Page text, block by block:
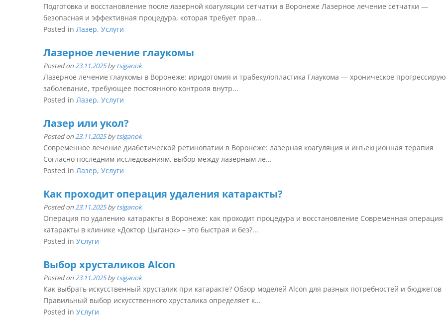
Подготовка и восстановление после лазерной коагуляции сетчатки в Воронеже Лазерное лечение сетчатки —
безопасная и эффективная процедура, которая требует прав...
Posted in Лазер, Услуги
Лазерное лечение глаукомы
Posted on23.11.2025bytsiganok
Лазерное лечение глаукомы в Воронеже: иридотомия и трабекулопластика Глаукома — хроническое
заболевание, требующее постоянного контроля внутр...
Posted in Лазер, Услуги
Лазер или укол?
Posted on23.11.2025bytsiganok
Современное лечение диабетической ретинопатии в Воронеже: лазерная коагуляция и инъекционная терапия
Согласно последним исследованиям, выбор между лазерным ле...
Posted in Лазер, Услуги
Как проходит операция удаления катаракты?
Posted on23.11.2025bytsiganok
Операция по удалению катаракты в Воронеже: как проходит процедура и восстановление Современная операция
катаракты в клинике «Доктор Цыганок» – это быстрая и без?...
Posted in Услуги
Выбор хрусталиков Alcon
Posted on23.11.2025bytsiganok
Как выбрать искусственный хрусталик при катаракте? Обзор моделей Alcon для разных потребностей и бюджетов
Правильный выбор искусственного хрусталика определяет к...
Posted in Услуги